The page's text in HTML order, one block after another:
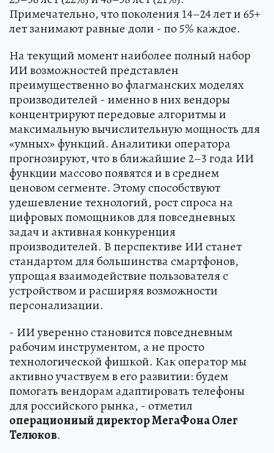
Примечательно, что поколения 14–24 лет и 65+
лет занимают равные доли - по 5% каждое.
На текущий момент наиболее полный набор
ИИ возможностей представлен
преимущественно во флагманских моделях
производителей - именно в них вендоры
концентрируют передовые алгоритмы и
максимальную вычислительную мощность для
«умных» функций. Аналитики оператора
прогнозируют, что в ближайшие 2–3 года ИИ
функции массово появятся и в среднем
ценовом сегменте. Этому способствуют
удешевление технологий, рост спроса на
цифровых помощников для повседневных
задач и активная конкуренция
производителей. В перспективе ИИ станет
стандартом для большинства смартфонов,
упрощая взаимодействие пользователя с
устройством и расширяя возможности
персонализации.
- ИИ уверенно становится повседневным
рабочим инструментом, а не просто
технологической фишкой. Как оператор мы
активно участвуем в его развитии: будем
помогать вендорам адаптировать телефоны
для российского рынка, - отметил
операционный директор МегаФона Олег
Телюков.